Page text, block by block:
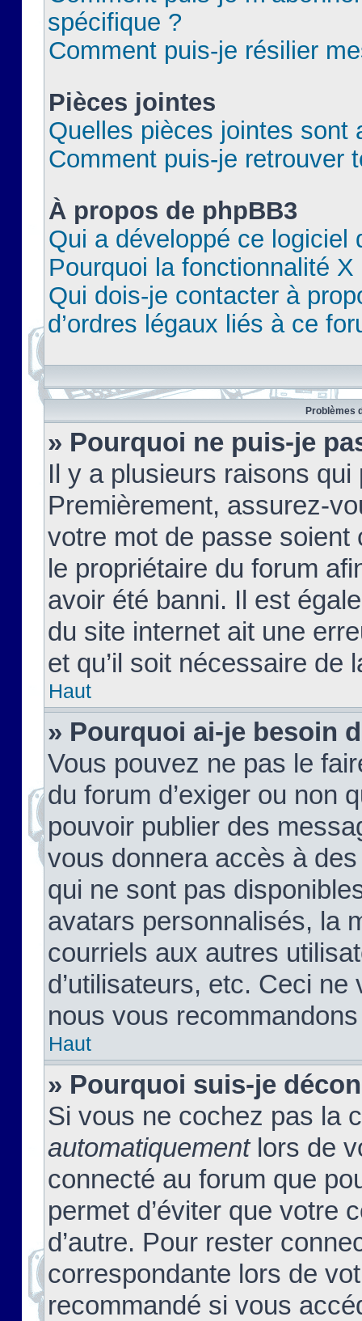
spécifique ?
Comment puis-je résilier
Pièces jointes
Quelles pièces jointes sont
Comment puis-je retrouver
À propos de phpBB3
Qui a développé ce logiciel
Pourquoi la fonctionnalité X
Qui dois-je contacter à
d’ordres légaux liés à ce
Problèmes
» Pourquoi ne puis-je
Il y a plusieurs raisons
Premièrement, assurez-
votre mot de passe soient
le propriétaire du forum
avoir été banni. Il est
du site internet ait une
et qu’il soit nécessaire de
Haut
» Pourquoi ai-je besoin
Vous pouvez ne pas le
du forum d’exiger ou non
pouvoir publier des
vous donnera accès à
qui ne sont pas
avatars personnalisés, la
courriels aux autres
d’utilisateurs, etc. Ceci
nous vous
Haut
» Pourquoi suis-je
Si vous ne cochez pas la
automatiquementlors de
connecté au forum que
permet d’éviter que votre
d’autre. Pour rester
correspondante lors de
recommandé si vous